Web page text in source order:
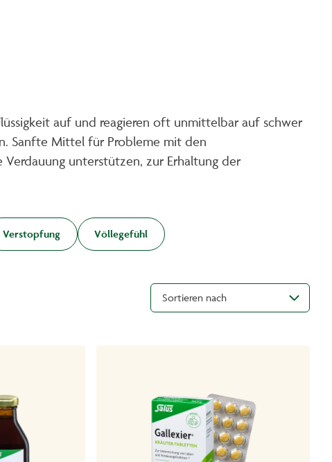
auf und reagieren oft unmittelbar auf schwer
Sanfte Mittel für Probleme mit den
unterstützen, zur Erhaltung der
Verstopfung Völlegefühl
Sortieren nach